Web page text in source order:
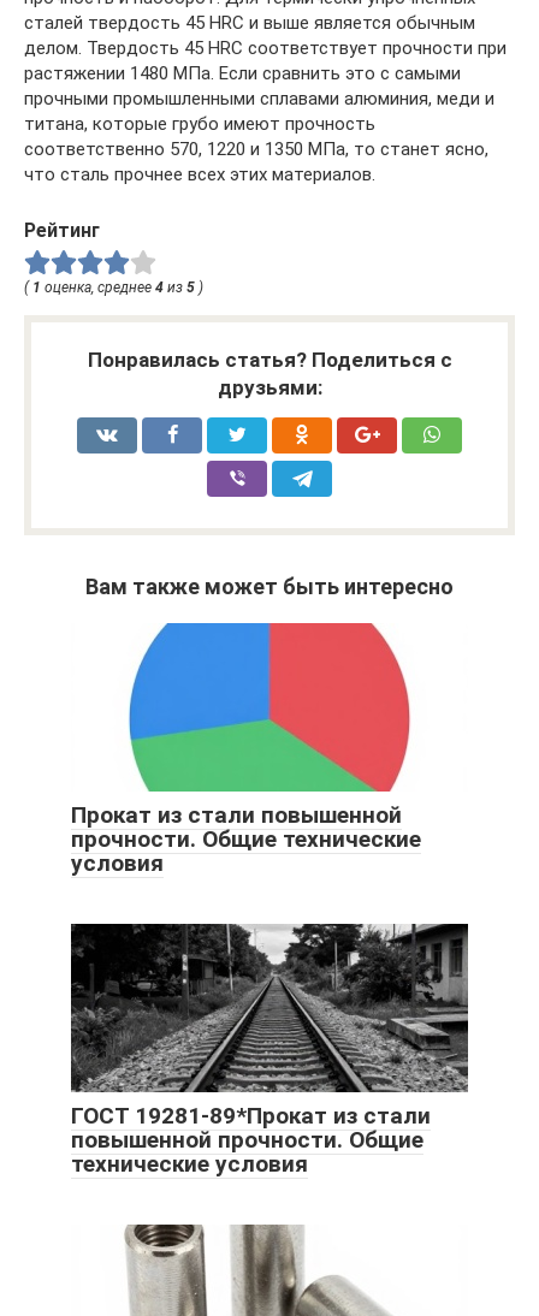
сталей твердость 45 HRC и выше является обычным
делом. Твердость 45 HRC соответствует прочности при
растяжении 1480 МПа. Если сравнить это с самыми
прочными промышленными сплавами алюминия, меди и
титана, которые грубо имеют прочность
соответственно 570, 1220 и 1350 МПа, то станет ясно,
что сталь прочнее всех этих материалов.
Рейтинг
( 1 оценка, среднее 4 из 5 )
Понравилась статья? Поделиться с
друзьями:
Вам также может быть интересно
Прокат из стали повышенной
прочности. Общие технические
условия
ГОСТ 19281-89*Прокат из стали
повышенной прочности. Общие
технические условия